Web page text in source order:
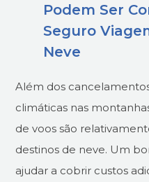
Podem Ser
Seguro
Neve
Além dos
climáticas nas
de voos são
destinos de neve. Um
ajudar a cobrir custos